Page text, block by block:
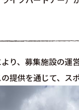
り、募集施設の
提供を通じて、ス